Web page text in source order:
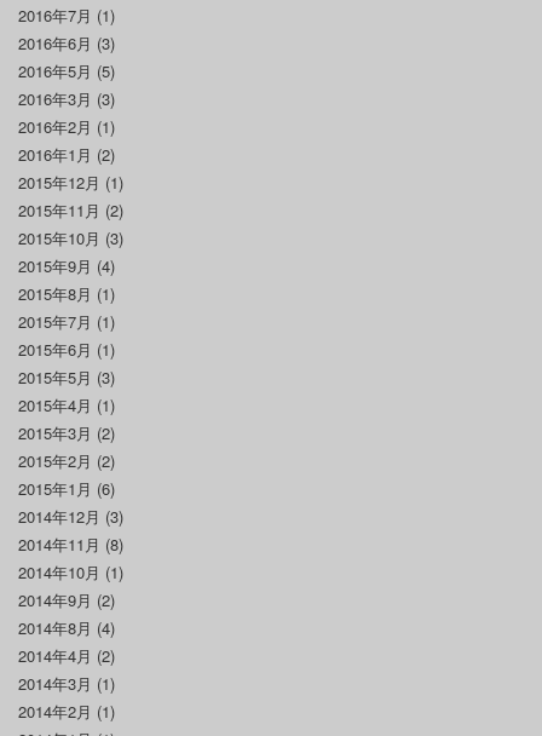
2016年7月 (1)
2016年6月 (3)
2016年5月 (5)
2016年3月 (3)
2016年2月 (1)
2016年1月 (2)
2015年12月 (1)
2015年11月 (2)
2015年10月 (3)
2015年9月 (4)
2015年8月 (1)
2015年7月 (1)
2015年6月 (1)
2015年5月 (3)
2015年4月 (1)
2015年3月 (2)
2015年2月 (2)
2015年1月 (6)
2014年12月 (3)
2014年11月 (8)
2014年10月 (1)
2014年9月 (2)
2014年8月 (4)
2014年4月 (2)
2014年3月 (1)
2014年2月 (1)